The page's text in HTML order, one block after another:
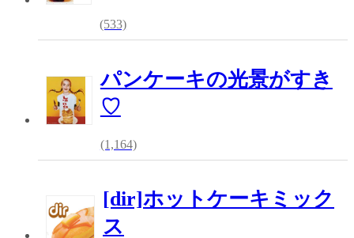
(533)
パンケーキの光景がすき
♡
(1,164)
[dir]ホットケーキミック
ス